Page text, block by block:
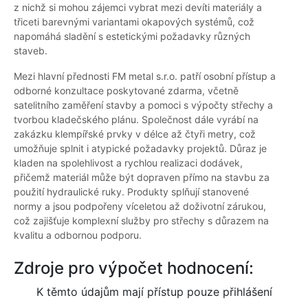
z nichž si mohou zájemci vybrat mezi devíti materiály a
třiceti barevnými variantami okapových systémů, což
napomáhá sladění s estetickými požadavky různých
staveb.
Mezi hlavní přednosti FM metal s.r.o. patří osobní přístup a
odborné konzultace poskytované zdarma, včetně
satelitního zaměření stavby a pomoci s výpočty střechy a
tvorbou kladečského plánu. Společnost dále vyrábí na
zakázku klempířské prvky v délce až čtyři metry, což
umožňuje splnit i atypické požadavky projektů. Důraz je
kladen na spolehlivost a rychlou realizaci dodávek,
přičemž materiál může být dopraven přímo na stavbu za
použití hydraulické ruky. Produkty splňují stanovené
normy a jsou podpořeny víceletou až doživotní zárukou,
což zajišťuje komplexní služby pro střechy s důrazem na
kvalitu a odbornou podporu.
Zdroje pro výpočet hodnocení:
K těmto údajům mají přístup pouze přihlášení